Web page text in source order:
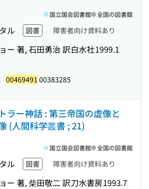
ル 図書 障害者向け資料あり
ー 著, 石田勇治 訳白水社1999.1
国立国会図書館 全国の図書館
00469491 00383285
ラー神話 : 第三帝国の虚像と
(人間科学叢書 ; 21)
ル 図書 障害者向け資料あり
ー 著, 柴田敬二 訳刀水書房1993.7
国立国会図書館 全国の図書館